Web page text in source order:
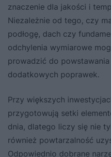
znaczenie dla jakości i
Niezależnie od tego, czy
podłogę, dach czy
odchylenia wymiarowe
prowadzić do
dodatkowych poprawek.
Przy większych
przygotowują setki
dnia, dlatego liczy się nie
również powtarzalność
Odpowiednio dobrane